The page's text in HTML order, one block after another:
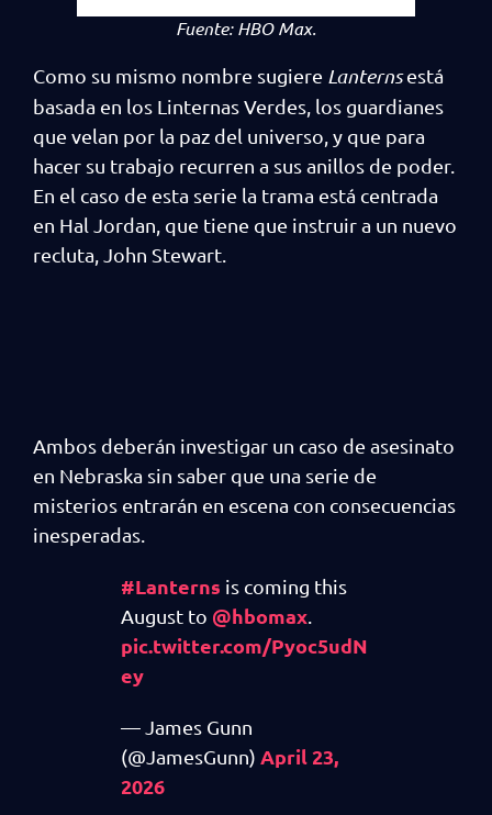
Fuente:HBO Max.
Como su mismo nombre sugiere Lanternsestá
basada en los Linternas Verdes, los guardianes
que velan por la paz del universo, y que para
hacer su trabajo recurren a sus anillos de poder.
En el caso de esta serie la trama está centrada
en Hal Jordan, que tiene que instruir a un nuevo
recluta, John Stewart.
Ambos deberán investigar un caso de asesinato
en Nebraska sin saber que una serie de
misterios entrarán en escena con consecuencias
inesperadas.
#Lanterns is coming this
August to @hbomax
pic.twitter.com/Pyoc5udN
ey
— James Gunn
(@JamesGunn) April 23,
2026